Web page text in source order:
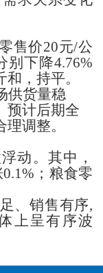
零售价20元/公
别下降4.76%
和 ， 持平。
供货量稳
预计后期全
理调整。
动 。其中，
0.1%； 粮食零
、销售有序,
上呈有序波